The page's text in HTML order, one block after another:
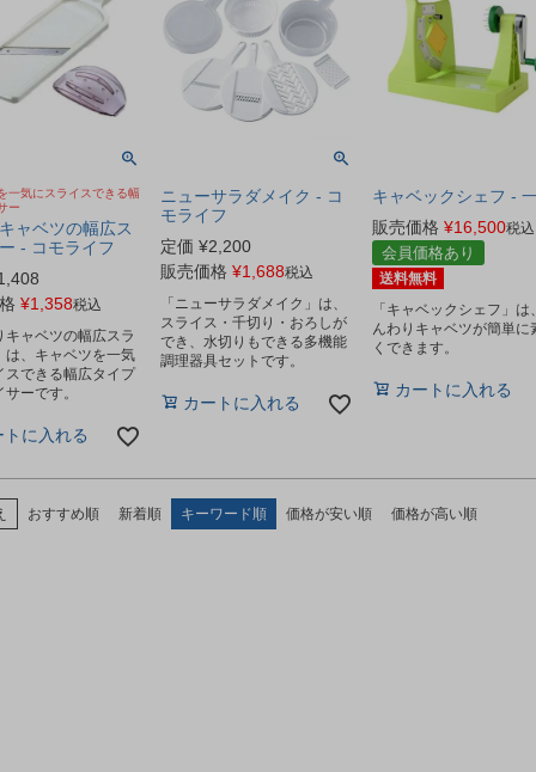
一気にスライスできる幅
ー
ャベツの幅広ス
- コモライフ
¥1,358税込
キャベツの幅広スラ
は、キャベツを一気
スできる幅広タイプ
ーです。
トに入れる
ニューサラダメイク - コ
モライフ
定価 ¥2,200
販売価格 ¥1,688税込
「ニューサラダメイク」は、
スライス・千切り・おろしが
でき、水切りもできる多機能
調理器具セットです。
カートに入れる
キャベックシェフ -
販売価格 ¥16,500税込
会員価格あり
送料無料
「キャベックシェフ」は
んわりキャベツが簡単に
くできます。
カートに入れる
おすすめ順 新着順 キーワード順 価格が安い順 価格が高い順